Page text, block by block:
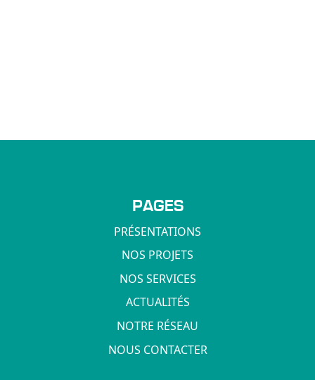
PAGES
PRÉSENTATIONS
NOS PROJETS
NOS SERVICES
ACTUALITÉS
NOTRE RÉSEAU
NOUS CONTACTER